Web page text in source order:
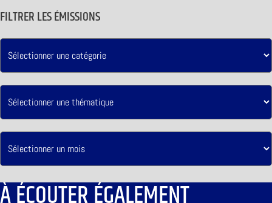
FILTRER LES ÉMISSIONS